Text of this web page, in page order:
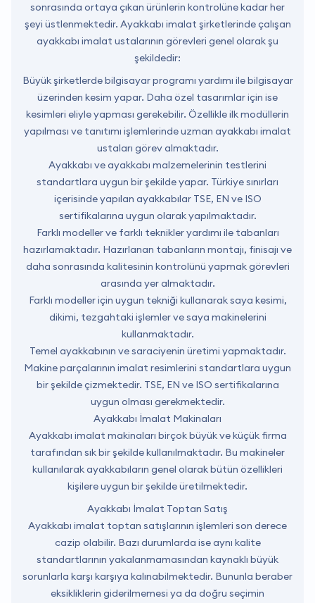
sonrasında ortaya çıkan ürünlerin kontrolüne kadar her
şeyi üstlenmektedir. Ayakkabı imalat şirketlerinde çalışan
ayakkabı imalat ustalarının görevleri genel olarak şu
şekildedir:
Büyük şirketlerde bilgisayar programı yardımı ile bilgisayar
üzerinden kesim yapar. Daha özel tasarımlar için ise
kesimleri eliyle yapması gerekebilir. Özellikle ilk modüllerin
yapılması ve tanıtımı işlemlerinde uzman ayakkabı imalat
ustaları görev almaktadır.
Ayakkabı ve ayakkabı malzemelerinin testlerini
standartlara uygun bir şekilde yapar. Türkiye sınırları
içerisinde yapılan ayakkabılar TSE, EN ve ISO
sertifikalarına uygun olarak yapılmaktadır.
Farklı modeller ve farklı teknikler yardımı ile tabanları
hazırlamaktadır. Hazırlanan tabanların montajı, finisajı ve
daha sonrasında kalitesinin kontrolünü yapmak görevleri
arasında yer almaktadır.
Farklı modeller için uygun tekniği kullanarak saya kesimi,
dikimi, tezgahtaki işlemler ve saya makinelerini
kullanmaktadır.
Temel ayakkabının ve saraciyenin üretimi yapmaktadır.
Makine parçalarının imalat resimlerini standartlara uygun
bir şekilde çizmektedir. TSE, EN ve ISO sertifikalarına
uygun olması gerekmektedir.
Ayakkabı İmalat Makinaları
Ayakkabı imalat makinaları birçok büyük ve küçük firma
tarafından sık bir şekilde kullanılmaktadır. Bu makineler
kullanılarak ayakkabıların genel olarak bütün özellikleri
kişilere uygun bir şekilde üretilmektedir.
Ayakkabı İmalat Toptan Satış
Ayakkabı imalat toptan satışlarının işlemleri son derece
cazip olabilir. Bazı durumlarda ise aynı kalite
standartlarının yakalanmamasından kaynaklı büyük
sorunlarla karşı karşıya kalınabilmektedir. Bununla beraber
eksikliklerin giderilmemesi ya da doğru seçimin